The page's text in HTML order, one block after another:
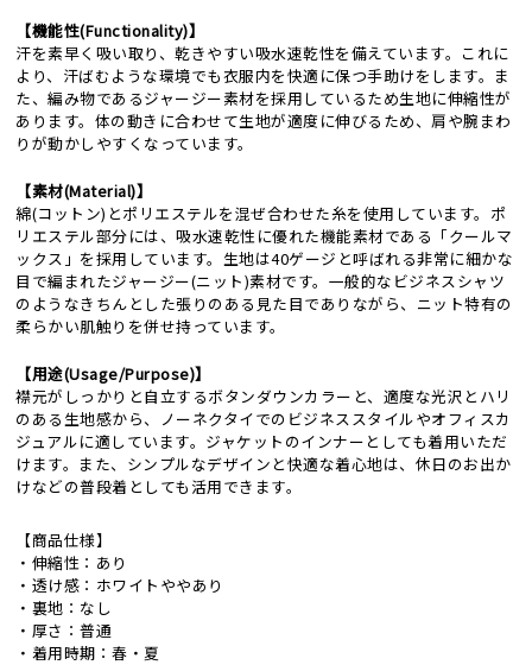
【機能性(Functionality)】
汗を素早く吸い取り、乾きやすい吸水速乾性を備えています。これに
より、汗ばむような環境でも衣服内を快適に保つ手助けをします。ま
た、編み物であるジャージー素材を採用しているため生地に伸縮性が
あります。体の動きに合わせて生地が適度に伸びるため、肩や腕まわ
りが動かしやすくなっています。
【素材(Material)】
綿(コットン)とポリエステルを混ぜ合わせた糸を使用しています。ポ
リエステル部分には、吸水速乾性に優れた機能素材である「クールマ
ックス」を採用しています。生地は40ゲージと呼ばれる非常に細かな
目で編まれたジャージー(ニット)素材です。一般的なビジネスシャツ
のようなきちんとした張りのある見た目でありながら、ニット特有の
柔らかい肌触りを併せ持っています。
【用途(Usage/Purpose)】
襟元がしっかりと自立するボタンダウンカラーと、適度な光沢とハリ
のある生地感から、ノーネクタイでのビジネススタイルやオフィスカ
ジュアルに適しています。ジャケットのインナーとしても着用いただ
けます。また、シンプルなデザインと快適な着心地は、休日のお出か
けなどの普段着としても活用できます。
【商品仕様】
・伸縮性：あり
・透け感：ホワイトややあり
・裏地：なし
・厚さ：普通
・着用時期：春・夏